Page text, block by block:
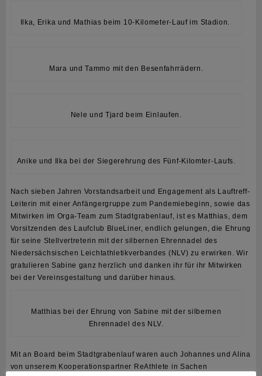
Ilka, Erika und Mathias beim 10-Kilometer-Lauf im Stadion.
Mara und Tammo mit den Besenfahrrädern.
Nele und Tjard beim Einlaufen.
Anike und Ilka bei der Siegerehrung des Fünf-Kilomter-Laufs.
Nach sieben Jahren Vorstandsarbeit und Engagement als Lauftreff-
Leiterin mit einer Anfängergruppe zum Pandemiebeginn, sowie das
Mitwirken im Orga-Team zum Stadtgrabenlauf, ist es Matthias, dem
Vorsitzenden des Laufclub BlueLiner, endlich gelungen, die Ehrung
für seine Stellvertreterin mit der silbernen Ehrennadel des
Niedersächsischen Leichtathletikverbandes (NLV) zu erwirken. Wir
gratulieren Sabine ganz herzlich und danken ihr für ihr Mitwirken
bei der Vereinsgestaltung und darüber hinaus.
Matthias bei der Ehrung von Sabine mit der silbernen
Ehrennadel des NLV.
Mit an Board beim Stadtgrabenlauf waren auch Johannes und Alina
von unserem Kooperationspartner ReAthlete in Sachen